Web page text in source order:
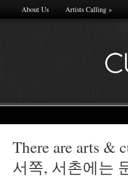
About Us Artists Calling»
There are arts &
서쪽, 서촌에는
Made with
FLARE
More Info